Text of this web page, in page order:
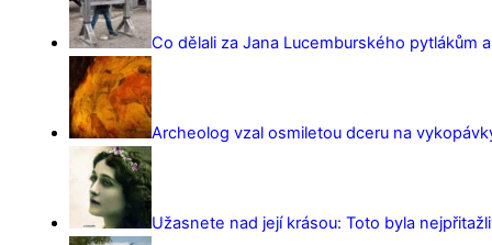
Co dělali za Jana Lucemburského pytlákům
Archeolog vzal osmiletou dceru na
Užasnete nad její krásou: Toto byla